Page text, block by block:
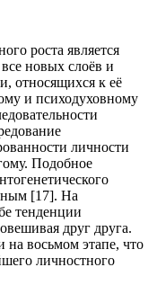
роста является
новых слоёв и
относящихся к её
и психодуховному
личности
Подобное
[17]. На
тенденции
друг друга.
на восьмом этапе, что
личностного